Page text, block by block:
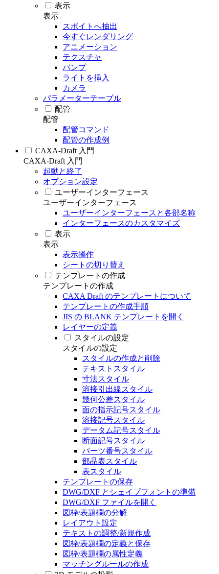
表示
表示
スポイトへ抽出
今すぐレンダリング
アニメーション
テクスチャ
バンプ
ライトを挿入
カメラ
パラメーターテーブル
配管
配管
配管コマンド
配管の作成例
CAXA-Draft 入門
CAXA-Draft 入門
起動と終了
オプション設定
ユーザーインターフェース
ユーザーインターフェース
ユーザーインターフェースと各部名称
インターフェースのカスタマイズ
表示
表示
表示操作
シートの切り替え
テンプレートの作成
テンプレートの作成
CAXA Draft のテンプレートについて
テンプレートの作成手順
JIS の BLANK テンプレートを開く
レイヤーの定義
スタイルの設定
スタイルの設定
スタイルの作成と削除
テキストスタイル
寸法スタイル
溶接引出線スタイル
幾何公差スタイル
面の指示記号スタイル
溶接記号スタイル
データム記号スタイル
断面記号スタイル
パーツ番号スタイル
部品表スタイル
表スタイル
テンプレートの保存
DWG/DXF とシェイプフォントの準備
DWG/DXF ファイルを開く
図枠/表題欄の分解
レイアウト設定
テキストの調整/新規作成
図枠/表題欄の定義と保存
図枠/表題欄の属性定義
マッチングルールの作成